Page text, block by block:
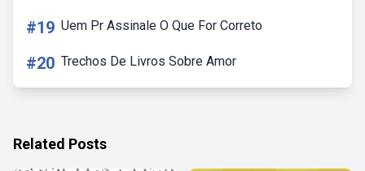
#19 Uem Pr Assinale O Que For Correto
#20 Trechos De Livros Sobre Amor
Related Posts